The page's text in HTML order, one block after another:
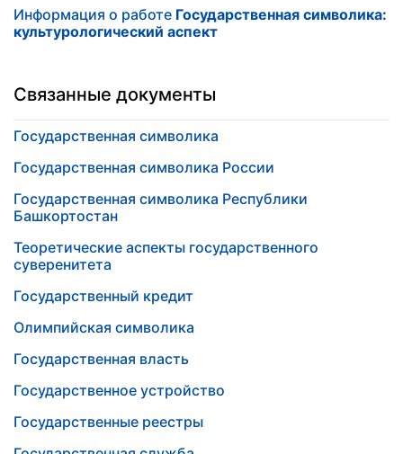
Информация о работе Государственная символика:
культурологический аспект
Связанные документы
Государственная символика
Государственная символика России
Государственная символика Республики
Башкортостан
Теоретические аспекты государственного
суверенитета
Государственный кредит
Олимпийская символика
Государственная власть
Государственное устройство
Государственные реестры